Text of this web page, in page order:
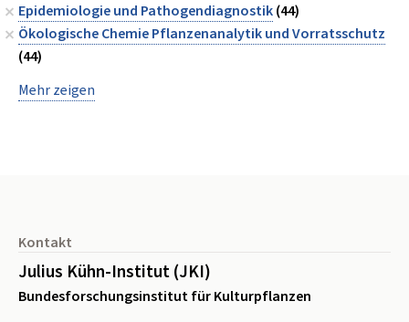
Epidemiologie und Pathogendiagnostik(44)
Ökologische Chemie Pflanzenanalytik und Vorratsschutz
(44)
Mehr zeigen
Kontakt
Julius Kühn-Institut (JKI)
Bundesforschungsinstitut für Kulturpflanzen